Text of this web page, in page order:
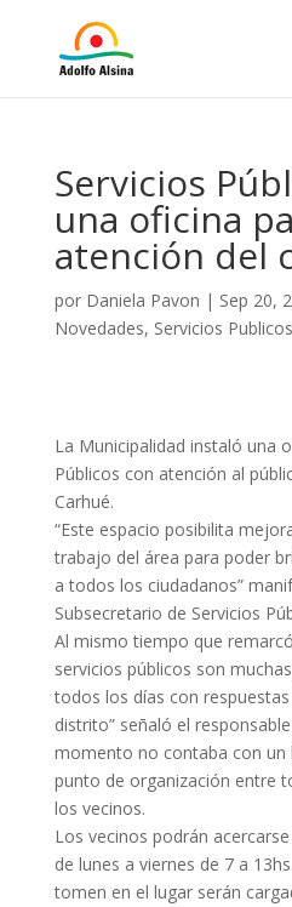
Servicios
una oficina
atención del
por Daniela Pavon | Sep 20,
Novedades, Servicios Publicos
La Municipalidad instaló una
Públicos con atención al
Carhué.
“Este espacio posibilita
trabajo del área para poder
a todos los ciudadanos”
Subsecretario de Servicios
Al mismo tiempo que
servicios públicos son
todos los días con
distrito” señaló el
momento no contaba con un
punto de organización entre
los vecinos.
Los vecinos podrán
de lunes a viernes de 7 a
tomen en el lugar serán